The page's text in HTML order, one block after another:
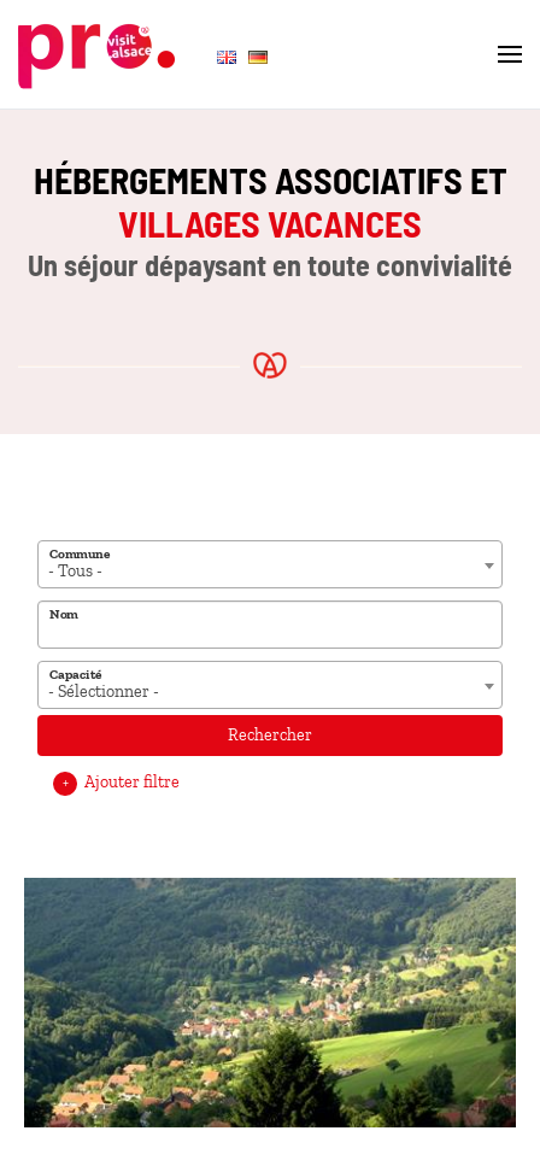
Skip to main content
HÉBERGEMENTS ASSOCIATIFS ET
VILLAGES VACANCES
Un séjour dépaysant en toute convivialité
- Tous -
Commune
Nom
- Sélectionner -
Capacité
Rechercher
+ Ajouter filtre